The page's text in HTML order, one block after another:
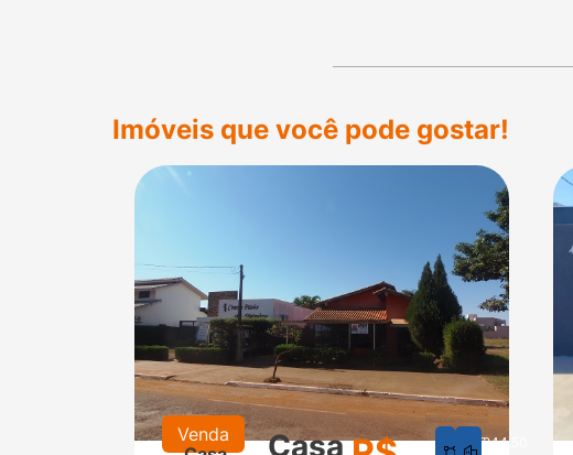
Imóveis que você pode gostar!
Venda
Casa
625244,50